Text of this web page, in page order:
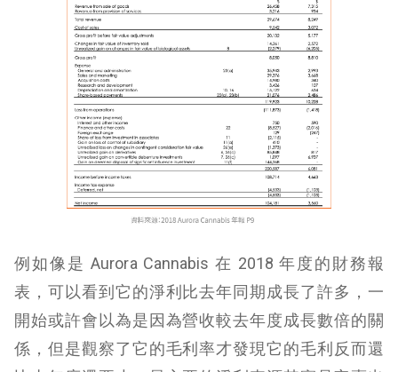
例如像是 Aurora Cannabis 在 2018 年度的財務報
表，可以看到它的淨利比去年同期成長了許多，一
開始或許會以為是因為營收較去年度成長數倍的關
係，但是觀察了它的毛利率才發現它的毛利反而還